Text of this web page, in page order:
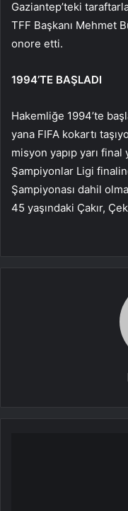
Gaziantep’teki
TFF Başkanı Mehmet
onore etti.
1994’TE BAŞLADI
Hakemliğe 1994’te
yana FIFA kokartı
misyon yapıp yarı
Şampiyonlar Ligi
Şampiyonası dahil
45 yaşındaki Çakır,